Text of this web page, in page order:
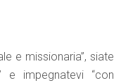
e missionaria”, siate
e impegnatevi “con